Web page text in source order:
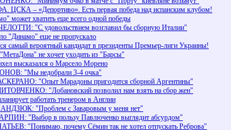
ЦСКА – «Депортиво». Есть первая победа над испанским клубом!
может хватить еще всего одной победы
"С удовольствием возглавил бы сборную Италии"
"Динамо" еще не пропускало
самый вероятный кандидат в президенты Премьер-лиги Украины!
не хочет уходить из "Барсы"
высказался о Марсело Морено
"Мы недобрали 3-4 очка"
"Опыт Марадоны пригодится сборной Аргентины"
"Лобановский позволил нам взять на сбор жен"
работать тренером в Англии
"Проблем с Заваровым у меня нет"
"Выбор в пользу Павлюченко выглядит абсурдом"
"Понимаю, почему Сёмин так не хотел отпускать Реброва"